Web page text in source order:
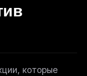
которые